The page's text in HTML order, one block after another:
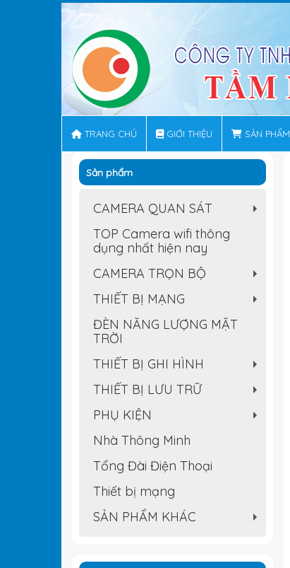
TRANG CHỦ GIỚI THIỆU SẢN PHẨM
Sản phẩm
CAMERA QUAN SÁT
TOP Camera wifi thông
dụng nhất hiện nay
CAMERA TRỌN BỘ
THIẾT BỊ MẠNG
ĐÈN NĂNG LƯỢNG MẶT
TRỜI
THIẾT BỊ GHI HÌNH
THIẾT BỊ LƯU TRỮ
PHỤ KIỆN
Nhà Thông Minh
Tổng Đài Điện Thoại
Thiết bị mạng
SẢN PHẨM KHÁC